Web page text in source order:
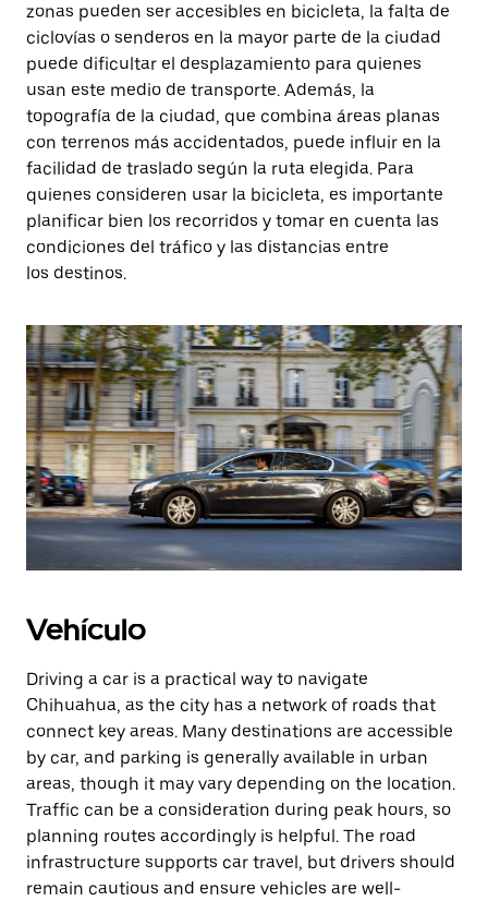
zonas pueden ser accesibles en bicicleta, la falta de
ciclovías o senderos en la mayor parte de la ciudad
puede dificultar el desplazamiento para quienes
usan este medio de transporte. Además, la
topografía de la ciudad, que combina áreas planas
con terrenos más accidentados, puede influir en la
facilidad de traslado según la ruta elegida. Para
quienes consideren usar la bicicleta, es importante
planificar bien los recorridos y tomar en cuenta las
condiciones del tráfico y las distancias entre
los destinos.
Vehículo
Driving a car is a practical way to navigate
Chihuahua, as the city has a network of roads that
connect key areas. Many destinations are accessible
by car, and parking is generally available in urban
areas, though it may vary depending on the location.
Traffic can be a consideration during peak hours, so
planning routes accordingly is helpful. The road
infrastructure supports car travel, but drivers should
remain cautious and ensure vehicles are well-